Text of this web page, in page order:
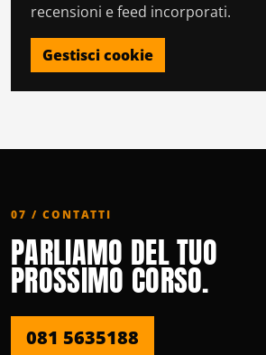
recensioni e feed incorporati.
Gestisci cookie
07 / CONTATTI
PARLIAMO DEL TUO
PROSSIMO CORSO.
081 5635188